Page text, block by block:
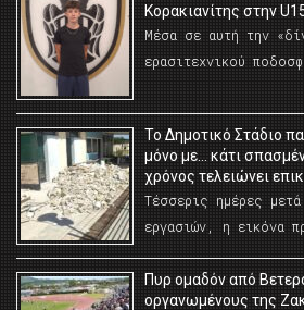
Κορακιανίτης στην
Μέσα σε αυτή την
ερασιτεχνικού
Το Δημοτικό Στάδιο
μόνο με… κάτι
χρόνος τελειώνει
Τέσσερις ημέρες
εργασιών, η εικόνα
Πυρ ομαδόν από
οργανωμένους της